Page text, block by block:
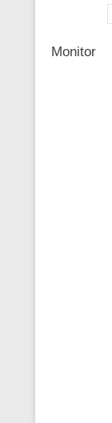
Monitor